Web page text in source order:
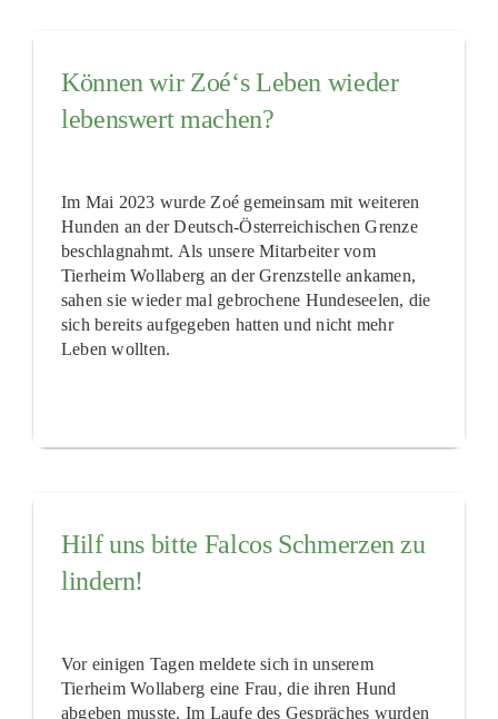
Können wir Zoé‘s Leben wieder
lebenswert machen?
Im Mai 2023 wurde Zoé gemeinsam mit weiteren
Hunden an der Deutsch-Österreichischen Grenze
beschlagnahmt. Als unsere Mitarbeiter vom
Tierheim Wollaberg an der Grenzstelle ankamen,
sahen sie wieder mal gebrochene Hundeseelen, die
sich bereits aufgegeben hatten und nicht mehr
Leben wollten.
Hilf uns bitte Falcos Schmerzen zu
lindern!
Vor einigen Tagen meldete sich in unserem
Tierheim Wollaberg eine Frau, die ihren Hund
abgeben musste. Im Laufe des Gespräches wurden